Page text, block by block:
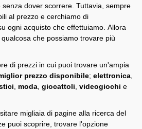
senza dover scorrere. Tuttavia, sempre
al prezzo e cerchiamo di
ogni acquisto che effettuiamo. Allora
che possiamo trovare più
di prezzi in cui puoi trovare un'ampia
prezzo disponibile; elettronica
moda giocattoli videogiochi e
migliaia di pagine alla ricerca del
puoi scoprire, trovare l'opzione